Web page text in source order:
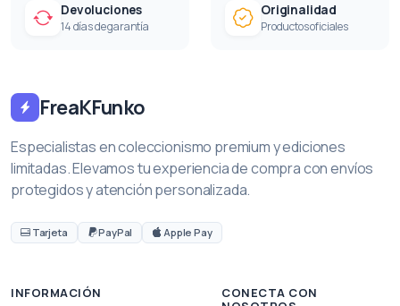
Devoluciones
14 días de garantía
Originalidad
Productos oficiales
FreaKFunko
Especialistas en coleccionismo premium y ediciones
limitadas. Elevamos tu experiencia de compra con envíos
protegidos y atención personalizada.
Tarjeta PayPal Apple Pay
INFORMACIÓN
CONECTA CON